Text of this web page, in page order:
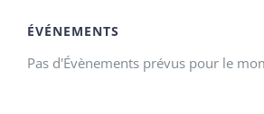
ÉVÉNEMENTS
Pas d'Évènements prévus pour le